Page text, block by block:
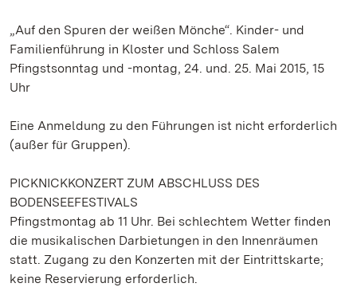
„Auf den Spuren der weißen Mönche“. Kinder- und
Familienführung in Kloster und Schloss Salem
Pfingstsonntag und -montag, 24. und. 25. Mai 2015, 15
Uhr
Eine Anmeldung zu den Führungen ist nicht erforderlich
(außer für Gruppen).
PICKNICKKONZERT ZUM ABSCHLUSS DES
BODENSEEFESTIVALS
Pfingstmontag ab 11 Uhr. Bei schlechtem Wetter finden
die musikalischen Darbietungen in den Innenräumen
statt. Zugang zu den Konzerten mit der Eintrittskarte;
keine Reservierung erforderlich.